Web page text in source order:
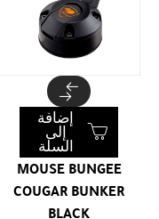
MOUSE BUNGEE
COUGAR BUNKER
BLACK
إضافة
إلى
السلة